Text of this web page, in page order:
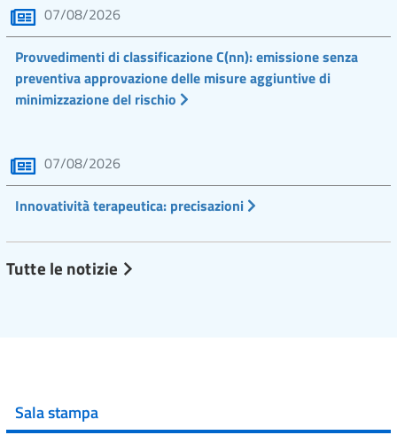
07/08/2026
Provvedimenti di classificazione C(nn): emissione senza
preventiva approvazione delle misure aggiuntive di
minimizzazione del rischio
07/08/2026
Innovatività terapeutica: precisazioni
Tutte le notizie
Sala stampa